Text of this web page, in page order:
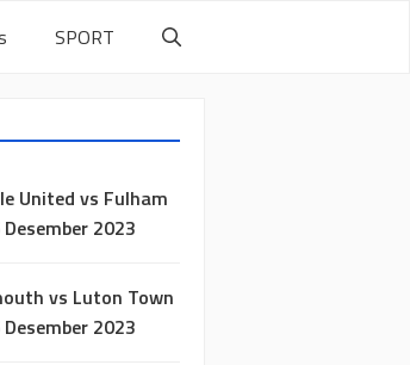
SPORT
United vs Fulham
2023
vs Luton Town
2023